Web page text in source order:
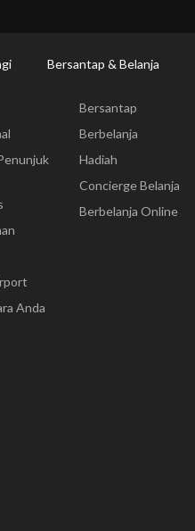
Bersantap & Belanja
Anda
Bersantap
Berbelanja
Hadiah
Concierge Belanja
Berbelanja Online